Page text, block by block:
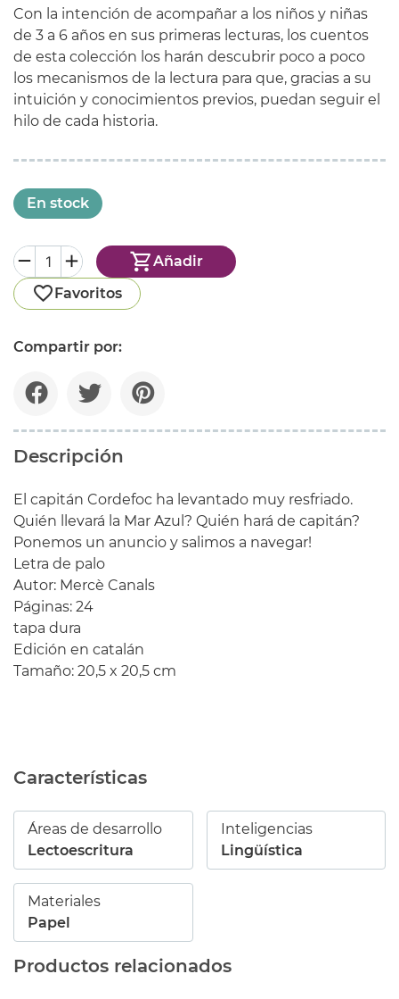
Con la intención de acompañar a los niños y niñas
de 3 a 6 años en sus primeras lecturas, los cuentos
de esta colección los harán descubrir poco a poco
los mecanismos de la lectura para que, gracias a su
intuición y conocimientos previos, puedan seguir el
hilo de cada historia.
En stock
Añadir
Favoritos
Compartir por:
Descripción
El capitán Cordefoc ha levantado muy resfriado.
Quién
llevará la Mar Azul ? Quién hará de capitán?
Ponemos un anuncio y salimos a navegar!
Letra de palo
Autor: Mercè Canals
Páginas: 24
tapa dura
Edición en catalán
Tamaño: 20,5 x 20,5 cm
Características
Áreas de desarrollo
Lectoescritura
Inteligencias
Lingüística
Materiales
Papel
Productos relacionados